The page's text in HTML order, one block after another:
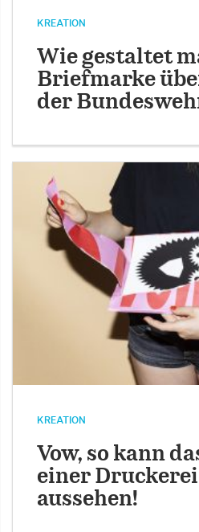
KREATION
Wie gestaltet
Briefmarke
der
KREATION
Vow, so kann
einer
aussehen!